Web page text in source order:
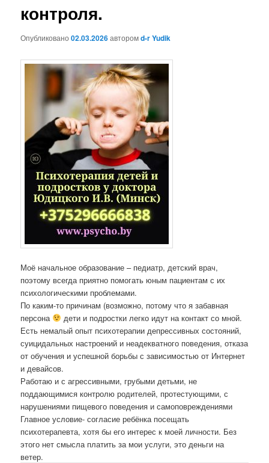
контроля.
Опубликовано02.03.2026авторомd-r Yudik
Моё начальное образование – педиатр, детский врач,
поэтому всегда приятно помогать юным пациентам с их
психологическими проблемами.
По каким-то причинам (возможно, потому что я забавная
персона
дети и подростки легко идут на контакт со мной.
Есть немалый опыт психотерапии депрессивных состояний,
суицидальных настроений и неадекватного поведения, отказа
от обучения и успешной борьбы с зависимостью от Интернет
и девайсов.
Работаю и с агрессивными, грубыми детьми, не
поддающимися контролю родителей, протестующими, с
нарушениями пищевого поведения и самоповреждениями
Главное условие- согласие ребёнка посещать
психотерапевта, хотя бы его интерес к моей личности. Без
этого нет смысла платить за мои услуги, это деньги на
ветер.